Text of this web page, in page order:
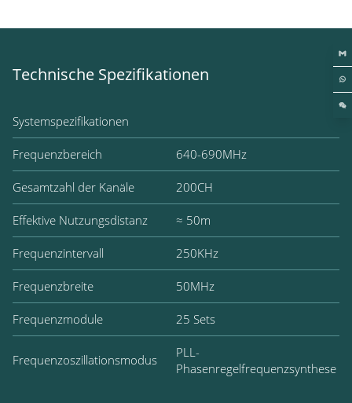
Technische Spezifikationen
Systemspezifikationen
Frequenzbereich 640-690MHz
Gesamtzahl der Kanäle 200CH
Effektive Nutzungsdistanz ≈ 50m
Frequenzintervall 250KHz
Frequenzbreite 50MHz
Frequenzmodule 25 Sets
Frequenzoszillationsmodus
PLL-
Phasenregelfrequenzsynthese